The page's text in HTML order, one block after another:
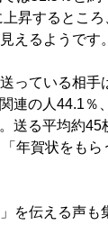
昇するとこ
えるようです。
っている相手
連の人44.1％
送る平均約
年賀状をもら
を伝える声も